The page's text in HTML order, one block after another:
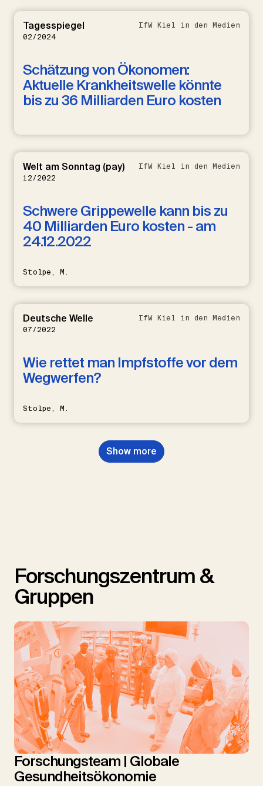
Tagesspiegel
02/2024
IfW Kiel in den Medien
Schätzung von Ökonomen:
Aktuelle Krankheitswelle könnte
bis zu 36 Milliarden Euro kosten
Welt am Sonntag (pay)
12/2022
IfW Kiel in den Medien
Schwere Grippewelle kann bis zu
40 Milliarden Euro kosten - am
24.12.2022
Stolpe, M.
Deutsche Welle
07/2022
IfW Kiel in den Medien
Wie rettet man Impfstoffe vor dem
Wegwerfen?
Stolpe, M.
Show more
Forschungszentrum &
Gruppen
Forschungsteam | Globale
Gesundheitsökonomie